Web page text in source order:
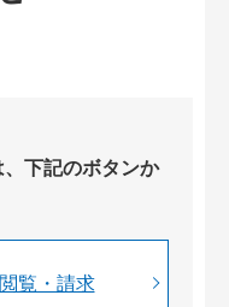
下記のボタンか
覧・請求